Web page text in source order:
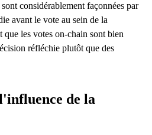
considérablement façonnées par
avant le vote au sein de la
que les votes on-chain sont bien
réfléchie plutôt que des
de la